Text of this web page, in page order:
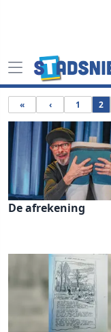
« ‹ 1 2
De afrekening